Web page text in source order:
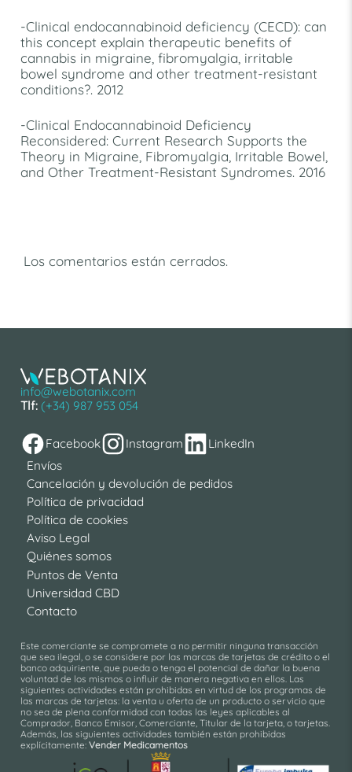
-Clinical endocannabinoid deficiency (CECD): can
this concept explain therapeutic benefits of
cannabis in migraine, fibromyalgia, irritable
bowel syndrome and other treatment-resistant
conditions?. 2012
-Clinical Endocannabinoid Deficiency
Reconsidered: Current Research Supports the
Theory in Migraine, Fibromyalgia, Irritable Bowel,
and Other Treatment-Resistant Syndromes. 2016
Los comentarios están cerrados.
info@webotanix.com
Tlf: (+34) 987 953 054
Facebook Instagram
LinkedIn
Envíos
Cancelación y devolución de pedidos
Política de privacidad
Política de cookies
Aviso Legal
Quiénes somos
Puntos de Venta
Universidad CBD
Contacto
Este comerciante se compromete a no permitir ninguna transacción
que sea ilegal, o se considere por las marcas de tarjetas de crédito o el
banco adquiriente, que pueda o tenga el potencial de dañar la buena
voluntad de los mismos o influir de manera negativa en ellos. Las
siguientes actividades están prohibidas en virtud de los programas de
las marcas de tarjetas: la venta u oferta de un producto o servicio que
no sea de plena conformidad con todas las leyes aplicables al
Comprador, Banco Emisor, Comerciante, Titular de la tarjeta, o tarjetas.
Además, las siguientes actividades también están prohibidas
explícitamente: Vender Medicamentos